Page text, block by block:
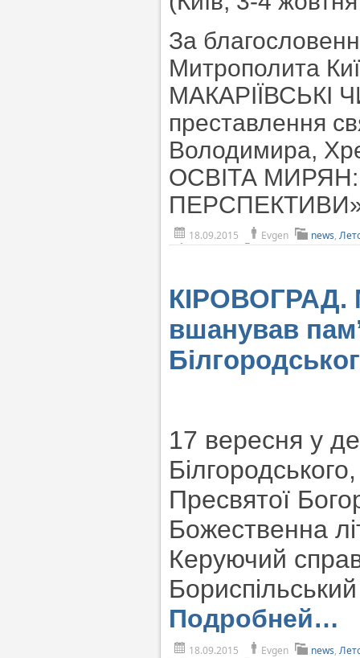
За
Митрополита
МАКАРІЇВСЬКІ
преставлення
Володимира,
ОСВІТА
18.09.2015 Evgen news,
КІРОВОГРАД.
вшанував
17 вересня у
Пресвятої
Божественна
Керуючий
Подробней…
18.09.2015 Evgen news,